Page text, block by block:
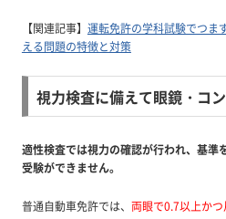
【関連記事】 運転免許の学科試験でつま
える問題の特徴と対策
視力検査に備えて眼鏡・コ
適性検査では視力の確認が行われ、基準
受験ができません。
普通自動車免許では、 両眼で0.7以上か